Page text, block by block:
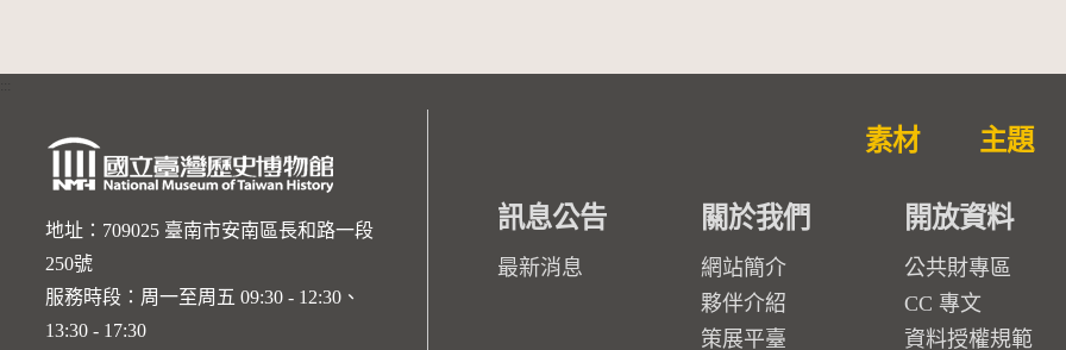
地址：709025 臺南市安南區長和路一段
250號
服務時段：周一至周五 09:30 - 12:30、
13:30 - 17:30
素材 主題
訊息公告
最新消息
關於我們
網站簡介
夥伴介紹
策展平臺
開放資料
公共財專區
CC 專文
資料授權規範